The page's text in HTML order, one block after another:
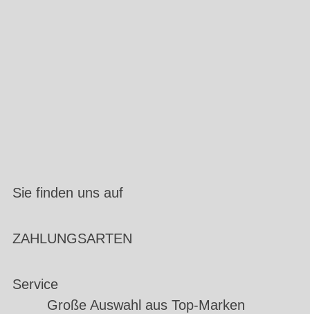
Sie finden uns auf
ZAHLUNGSARTEN
Service
Große Auswahl aus Top-Marken